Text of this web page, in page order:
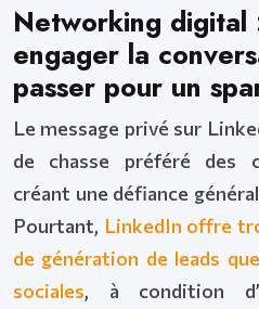
Networking digital
engager la
passer pour un
Le message privé sur
de chasse préféré des
créant une défiance
Pourtant, LinkedIn offre
de génération de leads
sociales, à condition